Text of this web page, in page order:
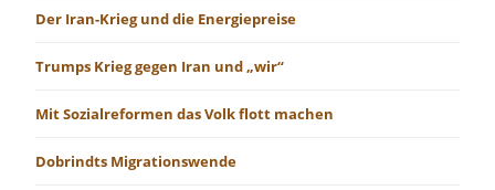
Der Iran-Krieg und die Energiepreise
Trumps Krieg gegen Iran und „wir“
Mit Sozialreformen das Volk flott machen
Dobrindts Migrationswende